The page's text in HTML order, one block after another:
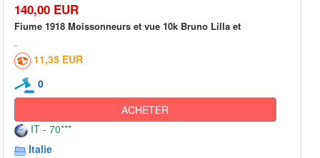
140,00 EUR
Fiume 1918 Moissonneurs et vue 10k Bruno Lilla et
11,35 EUR
0
ACHETER
IT - 70***
Italie